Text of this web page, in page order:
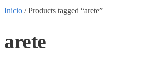
Inicio /Products tagged “arete”
arete